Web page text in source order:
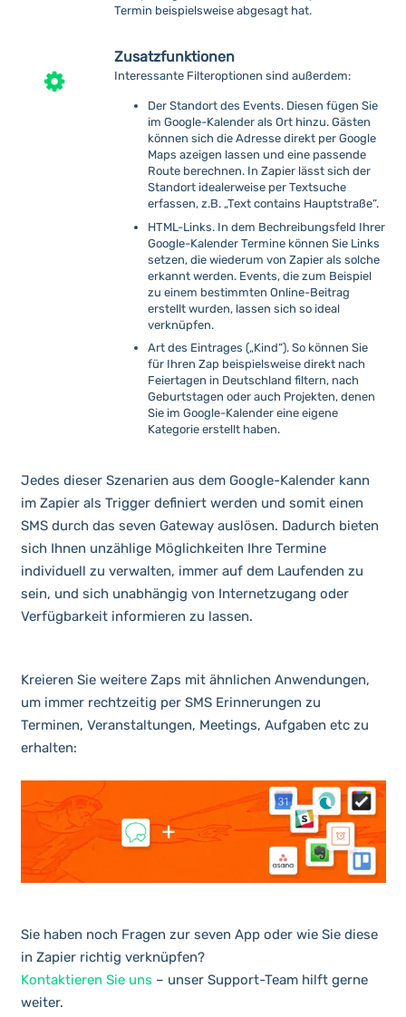
Termin beispielsweise abgesagt hat.
Zusatzfunktionen
Interessante Filteroptionen sind außerdem:
Der Standort des Events. Diesen fügen Sie
im Google-Kalender als Ort hinzu. Gästen
können sich die Adresse direkt per Google
Maps azeigen lassen und eine passende
Route berechnen. In Zapier lässt sich der
Standort idealerweise per Textsuche
erfassen, z.B. „Text contains Hauptstraße“.
HTML-Links. In dem Bechreibungsfeld Ihrer
Google-Kalender Termine können Sie Links
setzen, die wiederum von Zapier als solche
erkannt werden. Events, die zum Beispiel
zu einem bestimmten Online-Beitrag
erstellt wurden, lassen sich so ideal
verknüpfen.
Art des Eintrages („Kind“). So können Sie
für Ihren Zap beispielsweise direkt nach
Feiertagen in Deutschland filtern, nach
Geburtstagen oder auch Projekten, denen
Sie im Google-Kalender eine eigene
Kategorie erstellt haben.
Jedes dieser Szenarien aus dem Google-Kalender kann
im Zapier als Trigger definiert werden und somit einen
SMS durch das seven Gateway auslösen. Dadurch bieten
sich Ihnen unzählige Möglichkeiten Ihre Termine
individuell zu verwalten, immer auf dem Laufenden zu
sein, und sich unabhängig von Internetzugang oder
Verfügbarkeit informieren zu lassen.
Kreieren Sie weitere Zaps mit ähnlichen Anwendungen,
um immer rechtzeitig per SMS Erinnerungen zu
Terminen, Veranstaltungen, Meetings, Aufgaben etc zu
erhalten:
Sie haben noch Fragen zur seven App oder wie Sie diese
in Zapier richtig verknüpfen?
Kontaktieren Sie uns – unser Support-Team hilft gerne
weiter.